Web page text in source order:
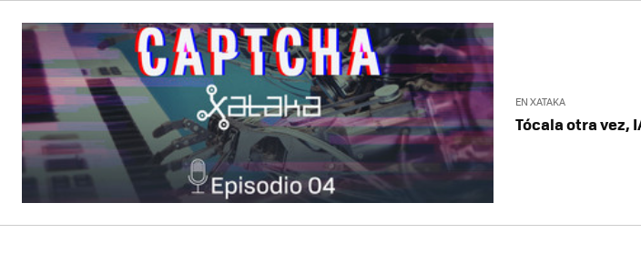
EN XATAKA
Tócala otra vez,